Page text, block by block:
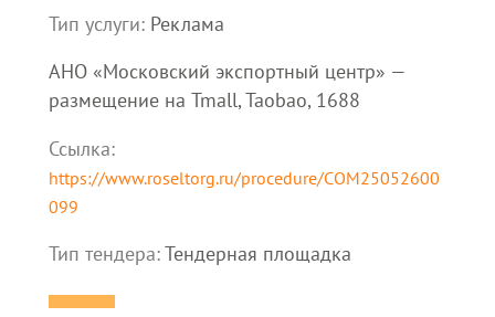
Тип услуги: Реклама
АНО «Московский экспортный центр» —
размещение на Tmall, Taobao, 1688
Ссылка:
https://www.roseltorg.ru/procedure/COM25052600
099
Тип тендера:Тендерная площадка